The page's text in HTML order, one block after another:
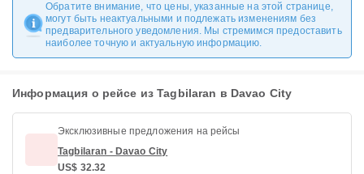
Обратите внимание, что цены, указанные на этой странице,
могут быть неактуальными и подлежать изменениям без
предварительного уведомления. Мы стремимся предоставить
наиболее точную и актуальную информацию.
Информация о рейсе из Tagbilaran в Davao City
Эксклюзивные предложения на рейсы
Tagbilaran - Davao City
US$ 32.32